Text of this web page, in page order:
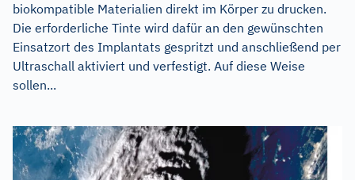
biokompatible Materialien direkt im Körper zu drucken.
Die erforderliche Tinte wird dafür an den gewünschten
Einsatzort des Implantats gespritzt und anschließend per
Ultraschall aktiviert und verfestigt. Auf diese Weise
sollen...